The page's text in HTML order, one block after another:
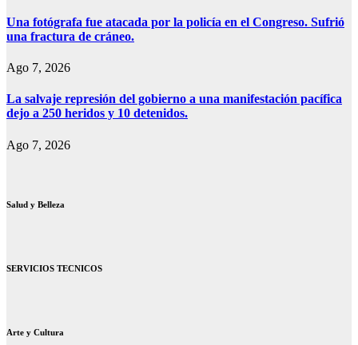
Una fotógrafa fue atacada por la policía en el Congreso. Sufrió
una fractura de cráneo.
Ago 7, 2026
La salvaje represión del gobierno a una manifestación pacífica
dejo a 250 heridos y 10 detenidos.
Ago 7, 2026
Salud y Belleza
SERVICIOS TECNICOS
Arte y Cultura